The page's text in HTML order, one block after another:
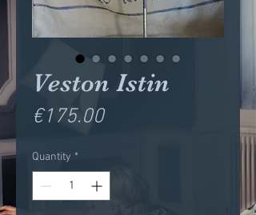
Veston Istin
€175.00Price
Quantity *